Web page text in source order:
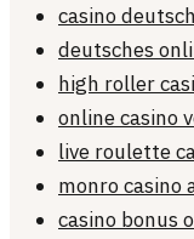
casino
deutsches
high roller
online casino
live roulette
monro casino
casino bonus